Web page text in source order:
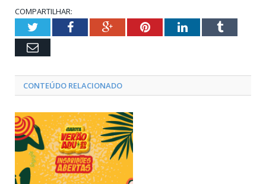
COMPARTILHAR:
TwitterFacebookGoogle+PinterestLinkedInTumblr
Email
CONTEÚDO RELACIONADO